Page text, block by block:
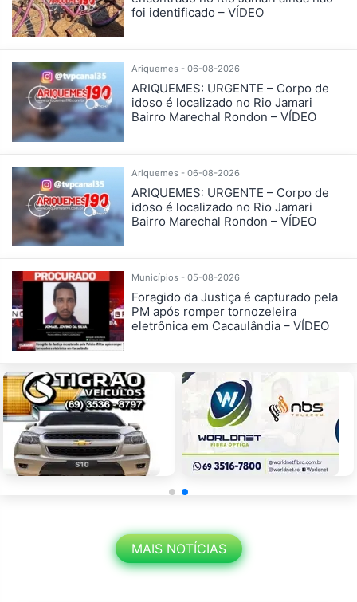
foi identificado – VÍDEO
Ariquemes - 06-08-2026
ARIQUEMES: URGENTE – Corpo de
idoso é localizado no Rio Jamari
Bairro Marechal Rondon – VÍDEO
Ariquemes - 06-08-2026
ARIQUEMES: URGENTE – Corpo de
idoso é localizado no Rio Jamari
Bairro Marechal Rondon – VÍDEO
Municípios - 05-08-2026
Foragido da Justiça é capturado pela
PM após romper tornozeleira
eletrônica em Cacaulândia – VÍDEO
MAIS NOTÍCIAS